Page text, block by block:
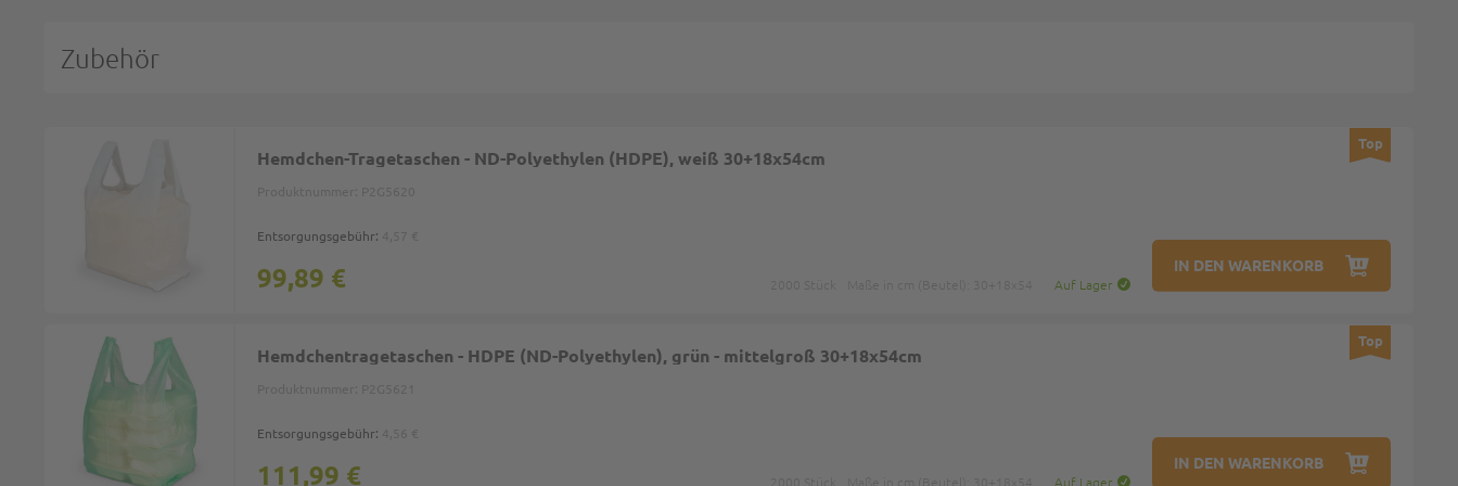
Zubehör
Top
Hemdchen-Tragetaschen - ND-Polyethylen (HDPE), weiß 30+18x54cm
Entsorgungsgebühr:
Auf Lager
IN DEN WARENKORB
99,89 €
Top
Hemdchentragetaschen - HDPE (ND-Polyethylen), grün - mittelgroß 30+18x54cm
Entsorgungsgebühr:
Auf Lager
IN DEN WARENKORB
111,99 €